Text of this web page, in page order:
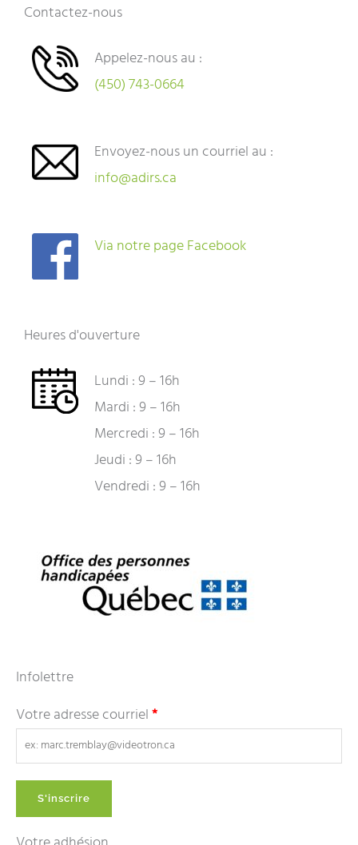
Contactez-nous
Appelez-nous au :
(450) 743-0664
Envoyez-nous un courriel au :
info@adirs.ca
Via notre page Facebook
Heures d'ouverture
Lundi : 9 – 16h
Mardi : 9 – 16h
Mercredi : 9 – 16h
Jeudi : 9 – 16h
Vendredi : 9 – 16h
Infolettre
Votre adresse courriel*